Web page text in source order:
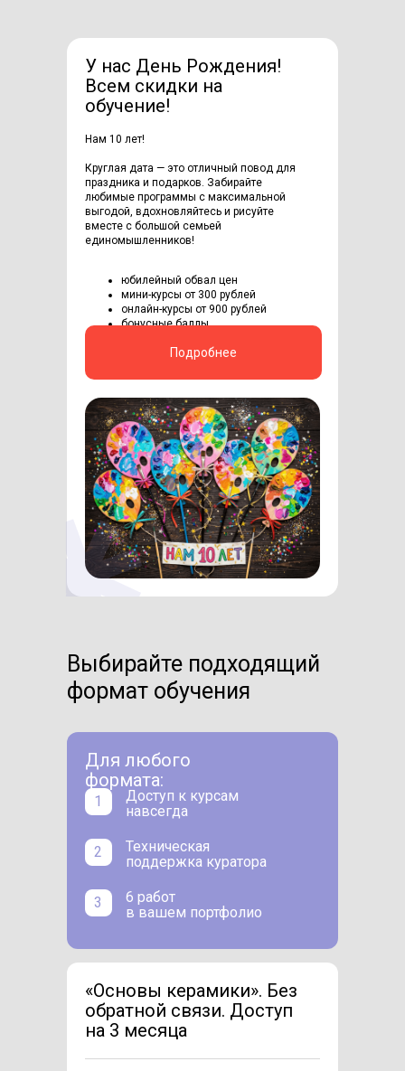
Нам 10 лет!
Круглая дата — это отличный повод для
праздника и подарков. Забирайте
любимые программы с максимальной
выгодой, вдохновляйтесь и рисуйте
вместе с большой семьей
единомышленников!
юбилейный обвал цен
мини-курсы от 300 рублей
онлайн-курсы от 900 рублей
бонусные баллы
Подробнее
У нас День Рождения!
Всем скидки на
обучение!
Выбирайте подходящий
формат обучения
6 работ
в вашем портфолио
Для любого
формата:
Доступ к курсам
навсегда
3
Техническая
поддержка куратора
1
2
«Основы керамики». Без
обратной связи. Доступ
на 3 месяца